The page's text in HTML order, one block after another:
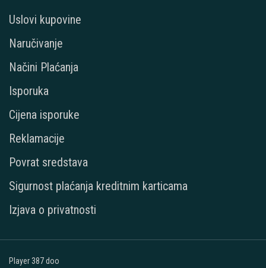
Uslovi kupovine
Naručivanje
Načini Plaćanja
Isporuka
Cijena isporuke
Reklamacije
Povrat sredstava
Sigurnost plaćanja kreditnim karticama
Izjava o privatnosti
Player 387 doo